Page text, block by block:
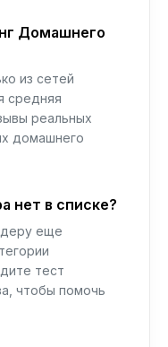
Домашнего
из сетей
средняя
реальных
домашнего
нет в списке?
еще
тест
чтобы помочь